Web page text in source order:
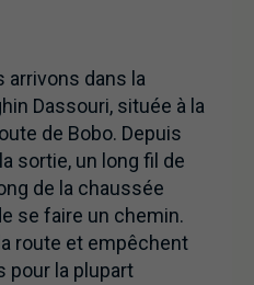
arrivons dans la
Dassouri, située à la
de Bobo. Depuis
sortie, un long fil de
de la chaussée
se faire un chemin.
route et empêchent
pour la plupart